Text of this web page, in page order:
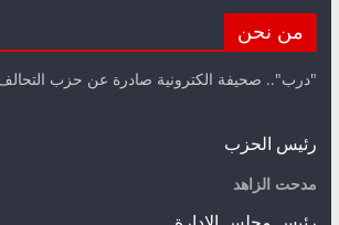
من نحن
"درب".. صحيفة الكترونية صادرة عن حزب
رئيس الحزب
مدحت الزاهد